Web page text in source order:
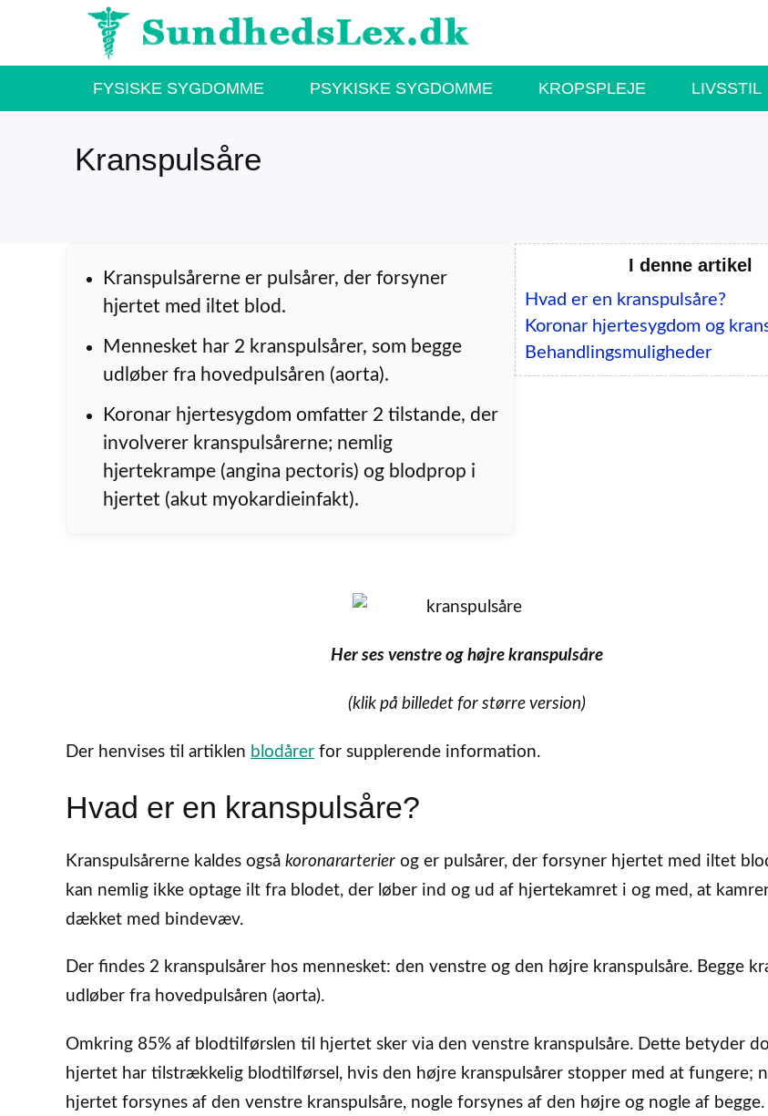
indhold
FYSISKE SYGDOMME PSYKISKE SYGDOMME KROPSPLEJE LIVSSTIL
Kranspulsåre
Kranspulsårerne er pulsårer, der forsyner
hjertet med iltet blod.
Mennesket har 2 kranspulsårer, som begge
udløber fra hovedpulsåren (aorta).
Koronar hjertesygdom omfatter 2 tilstande, der
involverer kranspulsårerne; nemlig
hjertekrampe (angina pectoris) og blodprop i
hjertet (akut myokardieinfakt).
I denne artikel
Hvad er en kranspulsåre?
Koronar hjertesygdom og
Behandlingsmuligheder
Her ses venstre og højre kranspulsåre
(klik på billedet for større version)
Der henvises til artiklen blodårer for supplerende information.
Hvad er en kranspulsåre?
Kranspulsårerne kaldes også koronararterier og er pulsårer, der forsyner hjertet med iltet
kan nemlig ikke optage ilt fra blodet, der løber ind og ud af hjertekamret i og med, at
dækket med bindevæv.
Der findes 2 kranspulsårer hos mennesket: den venstre og den højre kranspulsåre. Begge
udløber fra hovedpulsåren (aorta).
Omkring 85% af blodtilførslen til hjertet sker via den venstre kranspulsåre. Dette betyder
hjertet har tilstrækkelig blodtilførsel, hvis den højre kranspulsårer stopper med at fungere;
hjertet forsynes af den venstre kranspulsåre, nogle forsynes af den højre og nogle af begge.